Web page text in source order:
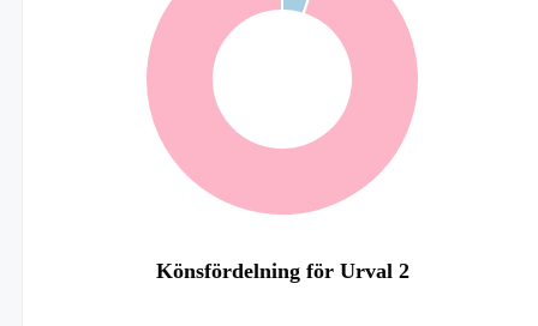
Könsfördelning för Urval 2